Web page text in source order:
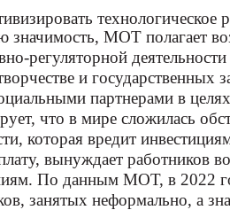
значимость, МОТ полагает
регуляторной
и государственных
партнерами в
что в мире сложилась
которая вредит
вынуждает работников
По данным МОТ, в 2022
занятых неформально, а